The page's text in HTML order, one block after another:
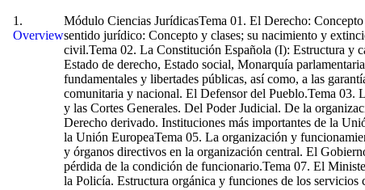
Overview
Módulo Ciencias JurídicasTema 01. El Derecho: Concepto y acepciones. Las normas jurídicas positivas: Concepto, estructura, clases y caracteres. El principio de jerarquía normativa. La persona en sentido jurídico: Concepto y clases; su nacimiento y extinción; capacidad jurídica y capacidad de obrar. Adquisición, conservación y pérdida de la nacionalidad española. El domicilio. La vecindad civil.Tema 02. La Constitución Española (I): Estructura y caracteres de la Constitución Española de 1978. Los valores de la Constitución. Los principios del régimen constitucional: Estado democrático, Estado de derecho, Estado social, Monarquía parlamentaria y Estado autonomista. Los derechos y deberes fundamentales establecidos en la Constitución: Especial referencia a los derechos fundamentales y libertades públicas, así como, a las garantías de los mismos y a la suspensión de los derechos y libertades. Protección de Datos Personales y garantía de los derechos digitales: normativa comunitaria y nacional. El Defensor del Pueblo.Tema 03. La Constitución Española (II): De la Corona. De las Cortes Generales. Del Gobierno y la Administración. De las relaciones entre el Gobierno y las Cortes Generales. Del Poder Judicial. De la organización territorial del Estado. Del Tribunal Constitucional. De la reforma constitucional.Tema 04. La Unión Europea: Referencia histórica. El Derecho derivado. Instituciones más importantes de la Unión Europea. La cooperación policial internacional. Especial referencia al Tribunal Europeo de Derechos Humanos y el Tribunal de Justicia de la Unión EuropeaTema 05. La organización y funcionamiento de la Administración General del Estado: Principios de organización, funcionamiento y relaciones con los ciudadanos; órganos superiores y órganos directivos en la organización central. El Gobierno: Composición, organización y funciones; el Gobierno en funciones.Tema 06. Los funcionarios públicos: Concepto y clases. Adquisición y pérdida de la condición de funcionario.Tema 07. El Ministerio del Interior: Estructura orgánica básica. La Secretaría de Estado de Seguridad: Estructura y funciones.Tema 08. La Dirección General de la Policía. Estructura orgánica y funciones de los servicios centrales y periféricos de la Policía Nacional. La Policía Nacional: Funciones, escalas y categorías; sistemas de acceso; régimen disciplinario y situaciones administrativas.Tema 09. La Ley Orgánica 2/1986, de 13 de marzo, de Fuerzas y Cuerpos de Seguridad: Disposiciones generales; principios básicos de actuación; disposiciones estatutarias comunes. De las Fuerzas y Cuerpos de Seguridad del Estado: Los derechos de representación colectiva; el Consejo de Policía; organización de las unidades de Policía Judicial; de las Policías de las Comunidades Autónomas; de la colaboración y coordinación entre el Estado y las Comunidades Autónomas; de las Policías Locales.Tema 10. Entrada, libre circulación y residencia en